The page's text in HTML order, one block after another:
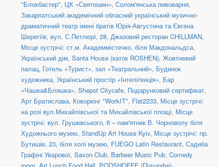
"Блокбастер", ЦК «Святошин», Солом'янська пивоварня,
Закарпатський академічний обласний український музично-
драматичний театр імені братів Юрія-Августина та Євгена
Шерегіїв, вул. С.Петлюрі, 28, Джазовий ресторан CHILLMAN,
Місце зустрічі: ст.м. Академмістечко, біля Макдональдса,
Український дім, Santa House (каток ROSHEN), Жовтневий
палац, Готель «Турист», зал «Театральний», Будинок
художника, Український простір «Інтеліґенція», Бар
«Чашка&Бляшка», Shepot Citycafe, Подарунковий сертифікат,
Арт Братислава, Коворкінг "WorkIT", Flat2233, Місце зустрічі:
на розі вул.Михайлівської та Михайлівської площі, Місце
зустрічі: вул. Грушевського, 6 – пам'ятник В. Чорноволу біля
Художнього музею, StandUp Art House Kyiv, Місце зустрічі: пр.
Бутишів, 23, біля холі музею, FUEGO Latin Restaurant, Садиба
Графіні Уварової, Saxon Club, Barbeer Music Pub, Comedy